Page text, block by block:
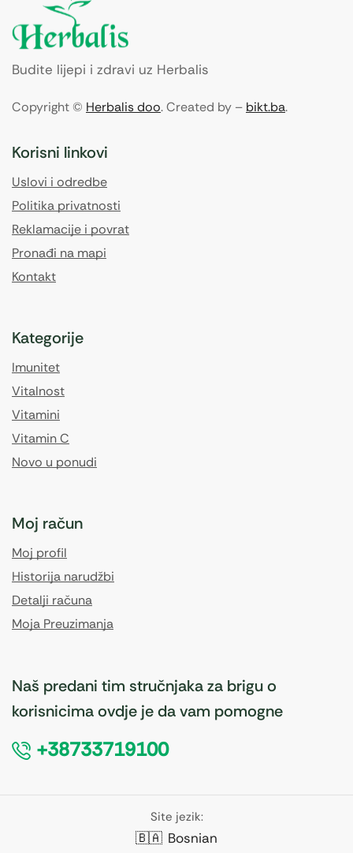
Budite lijepi i zdravi uz Herbalis
Copyright © Herbalis doo. Created by – bikt.ba.
Korisni linkovi
Uslovi i odredbe
Politika privatnosti
Reklamacije i povrat
Pronađi na mapi
Kontakt
Kategorije
Imunitet
Vitalnost
Vitamini
Vitamin C
Novo u ponudi
Moj račun
Moj profil
Historija narudžbi
Detalji računa
Moja Preuzimanja
Naš predani tim stručnjaka za brigu o
korisnicima ovdje je da vam pomogne
+38733719100
Site jezik:
🇧🇦 Bosnian